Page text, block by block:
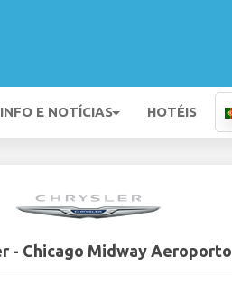
INFO E NOTÍCIAS HOTÉIS
- Chicago Midway Aeroporto